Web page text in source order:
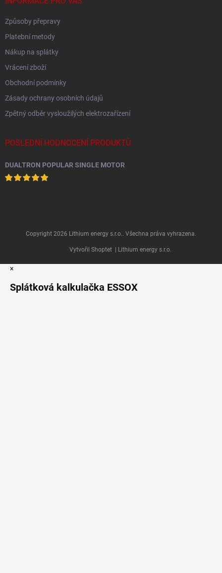
Způsoby přepravy
Platební metody
Nákup na splátky
Vrácení zboží
Obchodní podmínky
Zásady ochrany osobních údajů
Zpětný odběr vysloužilých elektrozařízení
POSLEDNÍ HODNOCENÍ PRODUKTŮ
DUALTRON POPULAR SINGLE MOTOR
Vytvořil Shoptet | Lithium energy s.r.o.
Copyright 2026 Lithium energy s.r.o.. Všechna práva vyhrazena.
×
Splátková kalkulačka ESSOX